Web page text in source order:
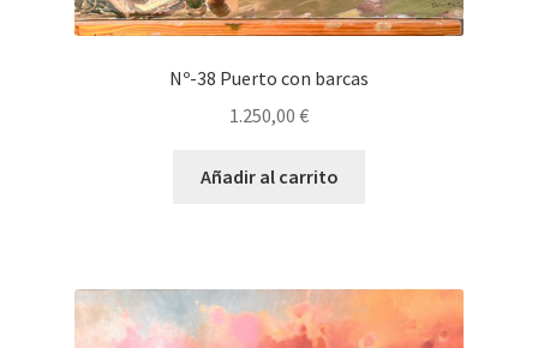
Nº-38 Puerto con barcas
1.250,00 €
Añadir al carrito